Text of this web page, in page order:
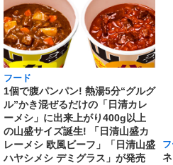
フード
1個で腹パンパン! 熱湯5分“グルグ
ル”かき混ぜるだけの「日清カレ
ーメシ」に出来上がり400g以上
の山盛サイズ誕生! 「日清山盛カ
レーメシ 欧風ビーフ」「日清山盛
ハヤシメシ デミグラス」が発売